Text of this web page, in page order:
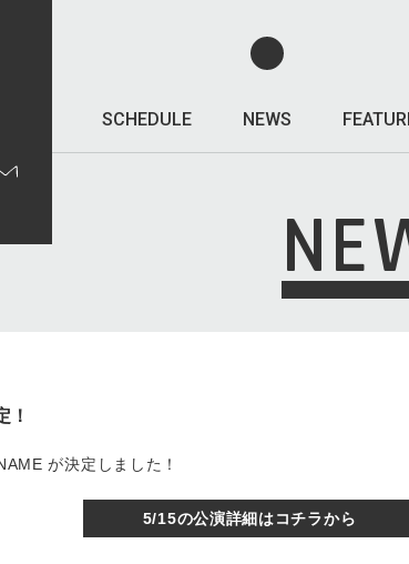
SCHEDULE NEWS
！
が決定しました！
5/15の公演詳細はコチラから